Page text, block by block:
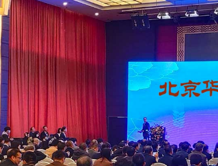
起研究国学文化 [2026-06-05]
起，学习传统文化 [2026-07-02]